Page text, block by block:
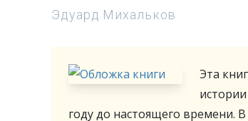
Эдуард Михальков
Эта
году до настоящего времени.